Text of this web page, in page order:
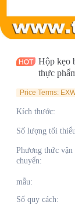
Hộp kẹo
thực
Price Terms:
Kích thước:
Số lượng tối
Phương thức vận
chuyển:
mẫu:
Số quy cách:
Tin tức